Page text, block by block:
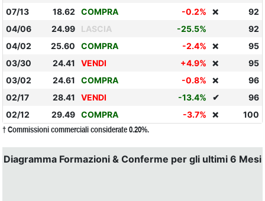
07/13
18.62 COMPRA -0.2% ❌
92
04/06
24.99 LASCIA -25.5%
92
04/02
25.60 COMPRA -2.4% ❌
95
03/30
24.41 VENDI +4.9% ❌
95
03/02
24.61 COMPRA -0.8% ❌
96
02/17
28.41 VENDI -13.4% ✔
96
02/12
29.49 COMPRA -3.7% ❌ 100
† Commissioni commerciali considerate 0.20%.
Diagramma Formazioni & Conferme per gli ultimi 6 Mesi